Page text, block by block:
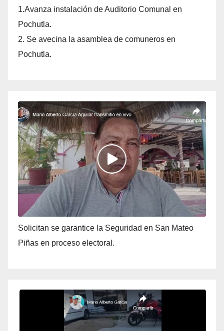
1.Avanza instalación de Auditorio Comunal en
Pochutla.
2. Se avecina la asamblea de comuneros en
Pochutla.
Solicitan se garantice la Seguridad en San Mateo
Piñas en proceso electoral.